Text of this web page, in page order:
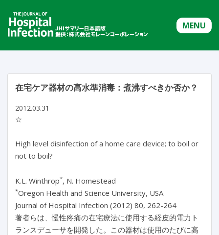
MENU
在宅ケア器材の高水準消毒：煮沸すべきか否か？
2012.03.31
☆
High level disinfection of a home care device; to boil or
not to boil?
K.L. Winthrop*, N. Homestead
*Oregon Health and Science University, USA
Journal of Hospital Infection (2012) 80, 262-264
著者らは、慢性疼痛の在宅療法に使用する経皮的電力ト
ランスデューサを開発した。この器材は使用のたびに高